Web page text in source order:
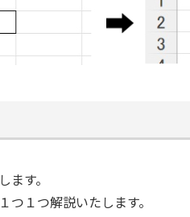
す。
１つ解説いたします。